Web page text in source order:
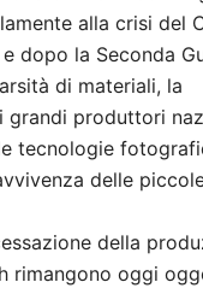
alla crisi del
dopo la Seconda
di materiali, la
grandi produttori
tecnologie
delle
della
rimangono oggi